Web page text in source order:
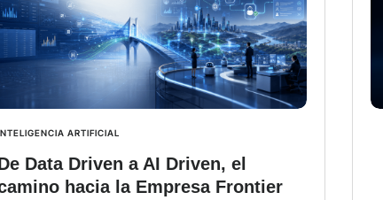
ARTIFICIAL
Data Driven a AI Driven, el
hacia la Empresa Frontier